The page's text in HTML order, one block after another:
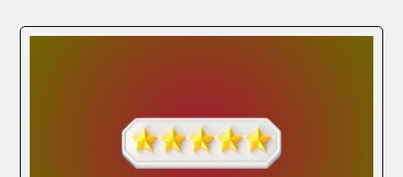
Hoy en día, el mercado laboral se ha
global. Y aquí es donde entran en juego las
titulaciones internacionales como los que